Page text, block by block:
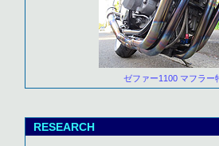
ゼファー1100 マフラー
RESEARCH